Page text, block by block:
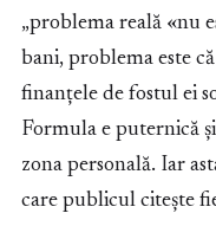
„problema reală «nu
bani, problema este
finanțele de fostul ei
Formula e puternică
zona personală. Iar
care publicul citește